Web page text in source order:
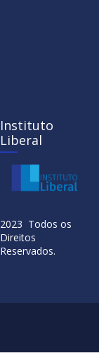
Instituto
Liberal
2023 Todos os
Direitos
Reservados.